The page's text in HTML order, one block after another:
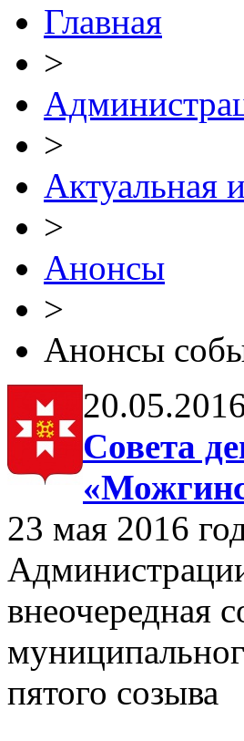
Главная
>
>
Актуальная
>
Анонсы
>
Анонсы
Совета
23 мая 2016
внеочередная
пятого созыва